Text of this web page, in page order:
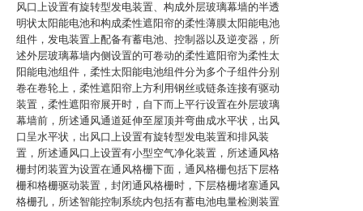
风口上设置有旋转型发电装置、构成外层玻璃幕墙的半透
明状太阳能电池和构成柔性遮阳帘的柔性薄膜太阳能电池
组件，发电装置上配备有蓄电池、控制器以及逆变器，所
述外层玻璃幕墙内侧设置的可卷动的柔性遮阳帘为柔性太
阳能电池组件，柔性太阳能电池组件分为多个子组件分别
卷在卷轮上，柔性遮阳帘上方利用钢丝或链条连接有驱动
装置，柔性遮阳帘展开时，自下而上平行设置在外层玻璃
幕墙前，所述通风通道延伸至屋顶并弯曲成水平状，出风
口呈水平状，出风口上设置有旋转型发电装置和排风装
置，所述通风口上设置有小型空气净化装置，所述通风格
栅封闭装置为设置在通风格栅下面，通风格栅包括下层格
栅和格栅驱动装置，封闭通风格栅时，下层格栅堵塞通风
格栅孔，所述智能控制系统内包括有蓄电池电量检测装置